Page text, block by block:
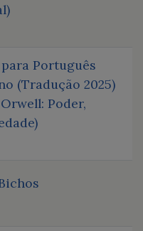
Português
(Tradução 2025)
Poder,